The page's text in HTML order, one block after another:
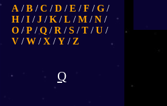
A /B /C /D /E /F /G /
H/I /J /K /L /M /N /
O /P /Q /R /S /T /U /
V /W /X /Y / Z
Q